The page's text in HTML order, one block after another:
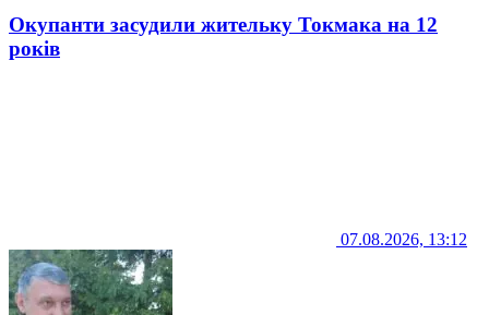
Окупанти засудили жительку Токмака на 12
років
07.08.2026, 13:12